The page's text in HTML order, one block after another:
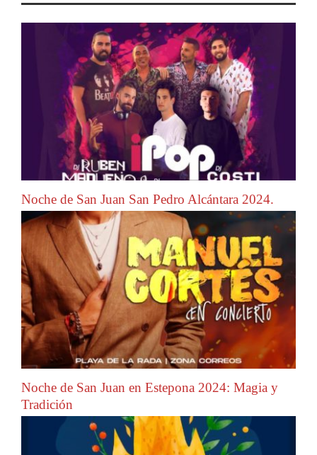
Noche de San Juan San Pedro Alcántara 2024.
Noche de San Juan en Estepona 2024: Magia y
Tradición